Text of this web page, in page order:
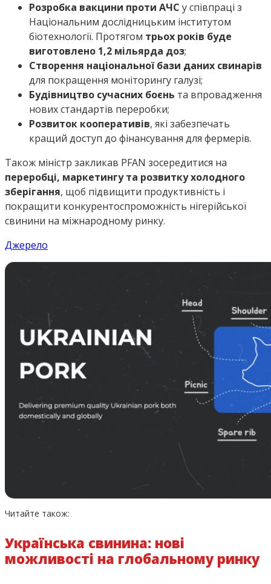
Розробка вакцини проти АЧС у співпраці з
Національним дослідницьким інститутом
біотехнології. Протягом трьох років буде
виготовлено 1,2 мільярда доз;
Створення національної бази даних свинарів
для покращення моніторингу галузі;
Будівництво сучасних боєнь та впровадження
нових стандартів переробки;
Розвиток кооперативів, які забезпечать
кращий доступ до фінансування для фермерів.
Також міністр закликав PFAN зосередитися на
переробці, маркетингу та розвитку холодного
зберігання, щоб підвищити продуктивність і
покращити конкурентоспроможність нігерійської
свинини на міжнародному ринку.
Джерело
Читайте також:
Українська свинина: нові
можливості на глобальному ринку